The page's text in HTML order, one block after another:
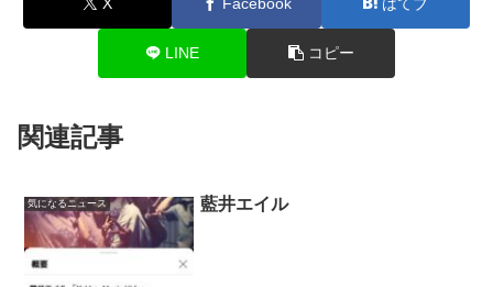
LINE コピー
関連記事
気になるニュース 藍井エイル